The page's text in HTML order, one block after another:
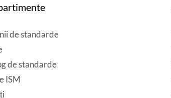
de standarde
de standarde
ISM